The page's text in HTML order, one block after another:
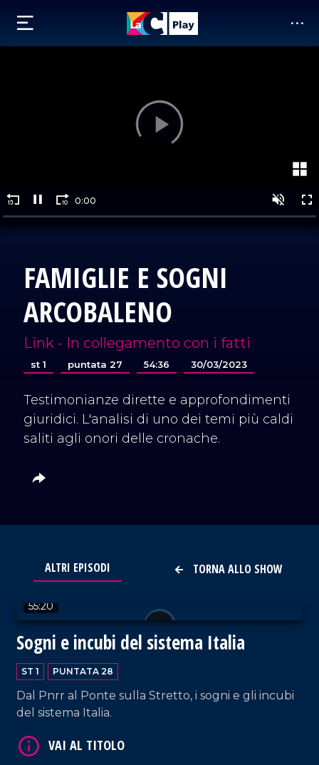
FAMIGLIE E SOGNI
ARCOBALENO
Link - In collegamento con i fatti
st 1 puntata 27 54:36 30/03/2023
Testimonianze dirette e approfondimenti
giuridici. L'analisi di uno dei temi più caldi
saliti agli onori delle cronache.
TORNA ALLO SHOW
ALTRI EPISODI
55:20
Sogni e incubi del sistema Italia
ST 1 PUNTATA 28
Dal Pnrr al Ponte sulla Stretto, i sogni e gli incubi
del sistema Italia.
VAI AL TITOLO